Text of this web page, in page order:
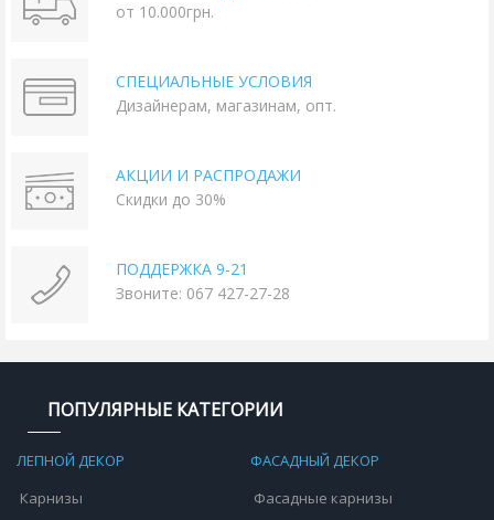
от 10.000грн.
СПЕЦИАЛЬНЫЕ УСЛОВИЯ
Дизайнерам, магазинам, опт.
АКЦИИ И РАСПРОДАЖИ
Скидки до 30%
ПОДДЕРЖКА 9-21
Звоните: 067 427-27-28
ПОПУЛЯРНЫЕ КАТЕГОРИИ
ЛЕПНОЙ ДЕКОР
Карнизы
ФАСАДНЫЙ ДЕКОР
Фасадные карнизы